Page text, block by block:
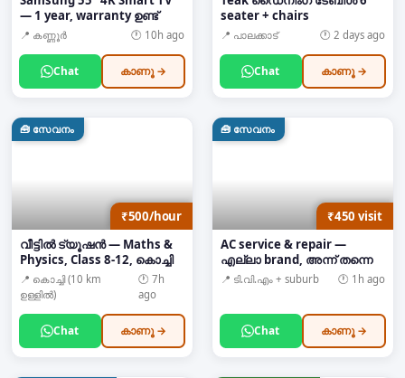
— 1 year, warranty ഉണ്ട്
📍 കണ്ണൂർ 🕐 10h ago
Chat കാണൂ →
seater + chairs
📍 പാലക്കാട് 🕐 2 days ago
Chat കാണൂ →
🧰 സേവനം
₹500/hour
വീട്ടിൽ ട്യൂഷൻ — Maths &
Physics, Class 8-12, കൊച്ചി
📍 കൊച്ചി (10 km
ഉള്ളിൽ)
🕐 7h
ago
Chat കാണൂ →
🧰 സേവനം
₹450 visit
AC service & repair —
എല്ലാ brand, അന്ന് തന്നെ
📍 ടി.വി.എം + suburb 🕐 1h ago
Chat കാണൂ →